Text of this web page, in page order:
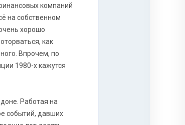
компаний
на собственном
хорошо
как
Впрочем, по
1980-х кажутся
Работая на
событий, давших